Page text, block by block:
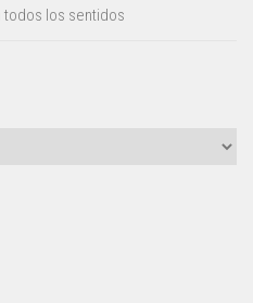
todos los sentidos